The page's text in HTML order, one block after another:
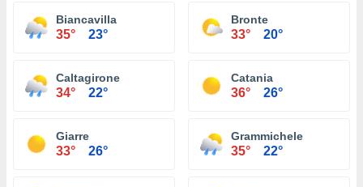
Biancavilla
35° 23°
Bronte
33° 20°
Caltagirone
34° 22°
Catania
36° 26°
Giarre
33° 26°
Grammichele
35° 22°